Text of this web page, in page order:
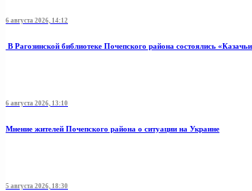
6 августа 2026, 14:12
В Рагозинской библиотеке Почепского района состоялись
6 августа 2026, 13:10
Мнение жителей Почепского района о ситуации на Украине
5 августа 2026, 18:30